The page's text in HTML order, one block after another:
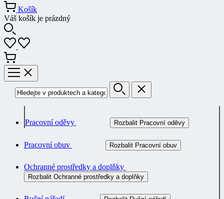
Košík
Váš košík je prázdný
Pracovní oděvy Rozbalit Pracovní oděvy
Pracovní obuv Rozbalit Pracovní obuv
Ochranné prostředky a doplňky
Rozbalit Ochranné prostředky a doplňky